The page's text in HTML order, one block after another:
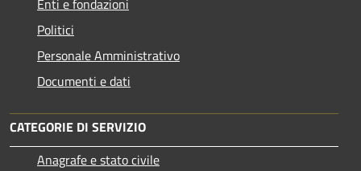
Enti e fondazioni
Politici
Personale Amministrativo
Documenti e dati
CATEGORIE DI SERVIZIO
Anagrafe e stato civile